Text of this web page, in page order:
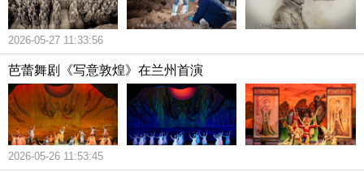
2026-05-27 11:33:56
芭蕾舞剧《写意敦煌》在兰州首演
2026-05-26 11:53:45